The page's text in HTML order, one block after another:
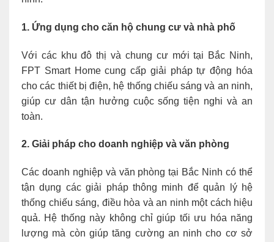
1. Ứng dụng cho căn hộ chung cư và nhà phố
Với các khu đô thị và chung cư mới tại Bắc Ninh,
FPT Smart Home cung cấp giải pháp tự động hóa
cho các thiết bị điện, hệ thống chiếu sáng và an ninh,
giúp cư dân tận hưởng cuộc sống tiện nghi và an
toàn.
2. Giải pháp cho doanh nghiệp và văn phòng
Các doanh nghiệp và văn phòng tại Bắc Ninh có thể
tận dụng các giải pháp thông minh để quản lý hệ
thống chiếu sáng, điều hòa và an ninh một cách hiệu
quả. Hệ thống này không chỉ giúp tối ưu hóa năng
lượng mà còn giúp tăng cường an ninh cho cơ sở